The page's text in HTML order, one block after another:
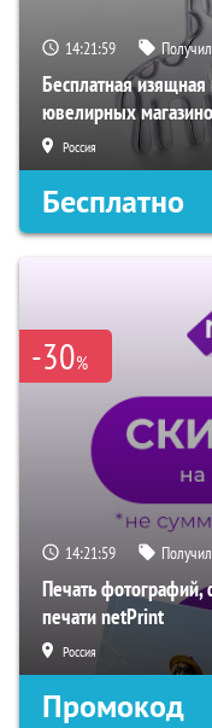
14:21:59
Бесплатная
ювелирных
Россия
Бесплатно
-30%
14:21:59
Печать фотографий,
печати netPrint
Россия
Промокод